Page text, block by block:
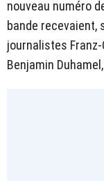
nouveau numéro
bande recevaient,
journalistes
Benjamin